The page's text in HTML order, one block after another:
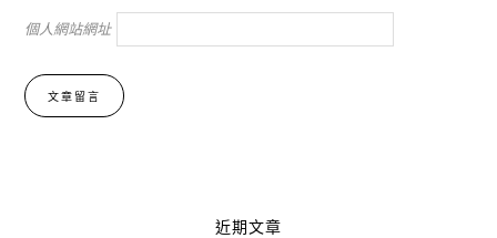
個人網站網址
近期文章